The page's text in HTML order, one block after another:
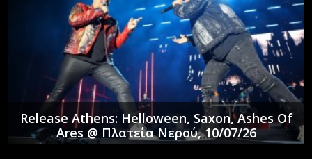
Release Athens: Helloween, Saxon, Ashes Of
Ares @ Πλατεία Νερού, 10/07/26